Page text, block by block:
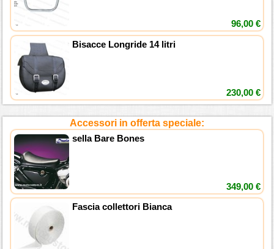
96,00 €
Bisacce Longride 14 litri
230,00 €
Accessori in offerta speciale:
sella Bare Bones
349,00 €
Fascia collettori Bianca